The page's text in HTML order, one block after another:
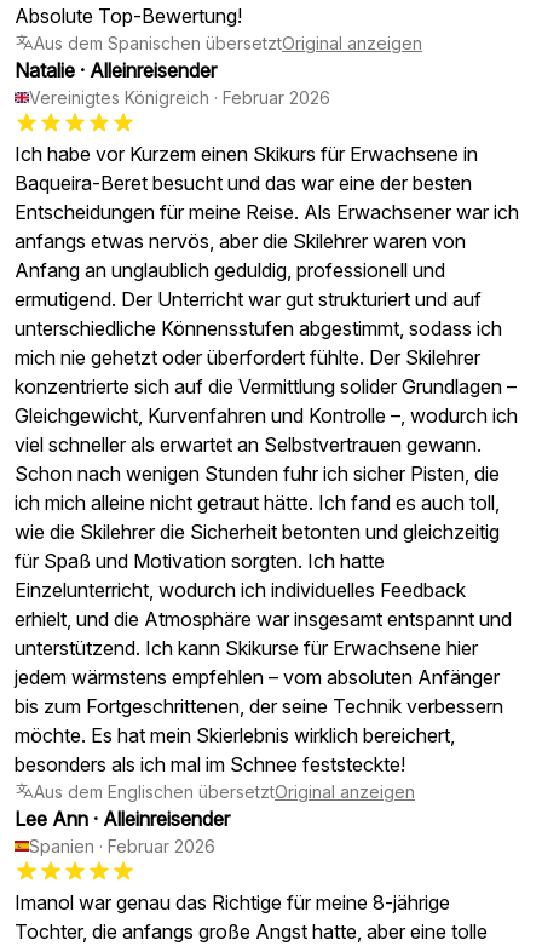
Absolute Top-Bewertung!
Aus dem Spanischen übersetztOriginal anzeigen
Natalie · Alleinreisender
Vereinigtes Königreich · Februar 2026
Ich habe vor Kurzem einen Skikurs für Erwachsene in
Baqueira-Beret besucht und das war eine der besten
Entscheidungen für meine Reise. Als Erwachsener war ich
anfangs etwas nervös, aber die Skilehrer waren von
Anfang an unglaublich geduldig, professionell und
ermutigend. Der Unterricht war gut strukturiert und auf
unterschiedliche Könnensstufen abgestimmt, sodass ich
mich nie gehetzt oder überfordert fühlte. Der Skilehrer
konzentrierte sich auf die Vermittlung solider Grundlagen –
Gleichgewicht, Kurvenfahren und Kontrolle –, wodurch ich
viel schneller als erwartet an Selbstvertrauen gewann.
Schon nach wenigen Stunden fuhr ich sicher Pisten, die
ich mich alleine nicht getraut hätte. Ich fand es auch toll,
wie die Skilehrer die Sicherheit betonten und gleichzeitig
für Spaß und Motivation sorgten. Ich hatte
Einzelunterricht, wodurch ich individuelles Feedback
erhielt, und die Atmosphäre war insgesamt entspannt und
unterstützend. Ich kann Skikurse für Erwachsene hier
jedem wärmstens empfehlen – vom absoluten Anfänger
bis zum Fortgeschrittenen, der seine Technik verbessern
möchte. Es hat mein Skierlebnis wirklich bereichert,
besonders als ich mal im Schnee feststeckte!
Aus dem Englischen übersetztOriginal anzeigen
Lee Ann · Alleinreisender
Spanien · Februar 2026
Imanol war genau das Richtige für meine 8-jährige
Tochter, die anfangs große Angst hatte, aber eine tolle